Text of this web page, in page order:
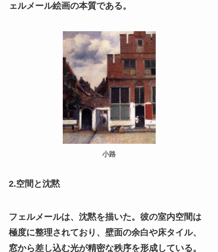
ェルメール絵画の本質である。
小路
2.空間と沈黙
フェルメールは、沈黙を描いた。彼の室内空間は
極度に整理されており、壁面の余白や床タイル、
窓から差し込む光が精密な秩序を形成している。